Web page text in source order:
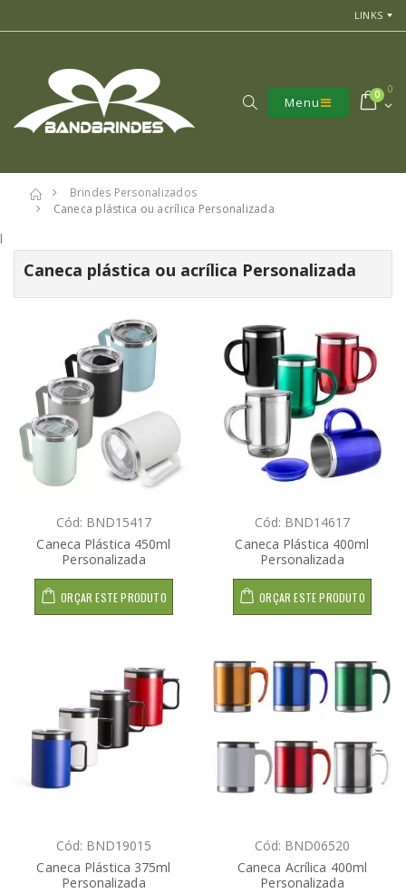
LINKS
Menu
0
0
Brindes Personalizados
Caneca plástica ou acrílica Personalizada
l
Caneca plástica ou acrílica Personalizada
Cód: BND15417
Caneca Plástica 450ml
Personalizada
ORÇAR ESTE PRODUTO
Cód: BND14617
Caneca Plástica 400ml
Personalizada
ORÇAR ESTE PRODUTO
Cód: BND19015
Caneca Plástica 375ml
Personalizada
Cód: BND06520
Caneca Acrílica 400ml
Personalizada